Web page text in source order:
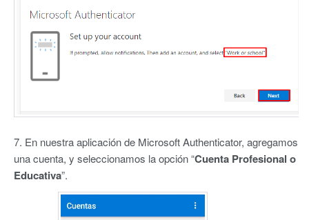
7. En nuestra aplicación de Microsoft Authenticator, agregamos
una cuenta, y seleccionamos la opción “Cuenta Profesional o
Educativa”.